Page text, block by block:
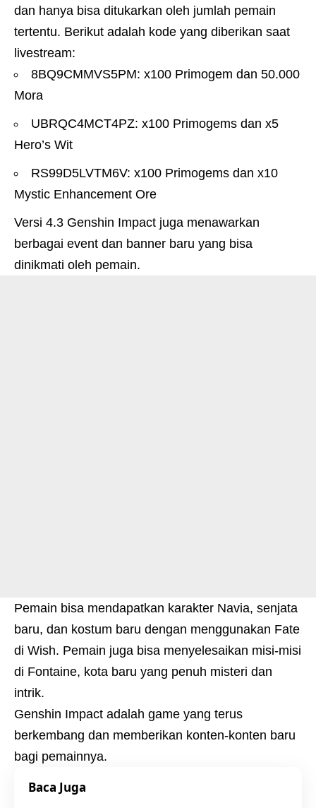
dan hanya bisa ditukarkan oleh jumlah pemain
tertentu. Berikut adalah kode yang diberikan saat
livestream:
8BQ9CMMVS5PM: x100 Primogem dan 50.000
Mora
UBRQC4MCT4PZ: x100 Primogems dan x5
Hero’s Wit
RS99D5LVTM6V: x100 Primogems dan x10
Mystic Enhancement Ore
Versi 4.3 Genshin Impact juga menawarkan
berbagai event dan banner baru yang bisa
dinikmati oleh pemain.
Pemain bisa mendapatkan karakter Navia, senjata
baru, dan kostum baru dengan menggunakan Fate
di Wish. Pemain juga bisa menyelesaikan misi-misi
di Fontaine, kota baru yang penuh misteri dan
intrik.
Genshin Impact adalah game yang terus
berkembang dan memberikan konten-konten baru
bagi pemainnya.
Baca Juga